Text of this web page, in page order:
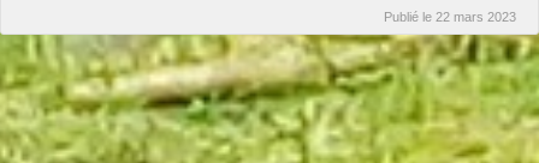
Publié le 22 mars 2023